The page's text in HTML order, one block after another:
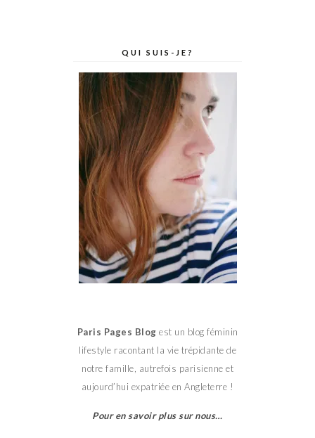
QUI SUIS-JE?
Paris Pages Blog est un blog féminin
lifestyle racontant la vie trépidante de
notre famille, autrefois parisienne et
aujourd’hui expatriée en Angleterre !
Pour en savoir plus sur nous…